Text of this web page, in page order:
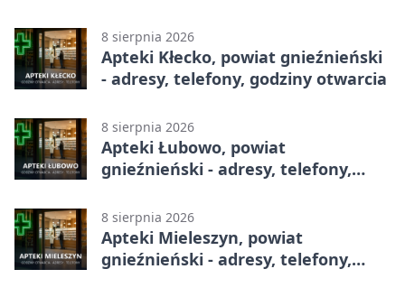
8 sierpnia 2026
Apteki Kłecko, powiat gnieźnieński
- adresy, telefony, godziny otwarcia
8 sierpnia 2026
Apteki Łubowo, powiat
gnieźnieński - adresy, telefony,
8 sierpnia 2026
Apteki Mieleszyn, powiat
gnieźnieński - adresy, telefony,